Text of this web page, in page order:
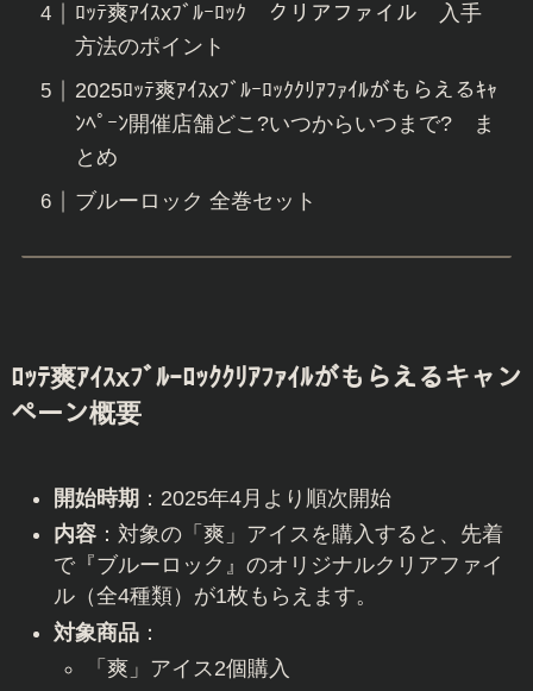
ﾛｯﾃ爽ｱｲｽxﾌﾞﾙｰﾛｯｸ クリアファイル 入手
方法のポイント
2025ﾛｯﾃ爽ｱｲｽxﾌﾞﾙｰﾛｯｸｸﾘｱﾌｧｲﾙがもらえるｷｬ
ﾝﾍﾟｰﾝ開催店舗どこ?いつからいつまで? ま
とめ
ブルーロック 全巻セット
ﾛｯﾃ爽ｱｲｽxﾌﾞﾙｰﾛｯｸｸﾘｱﾌｧｲﾙがもらえるキャン
ペーン概要
開始時期 ：2025年4月より順次開始
内容：対象の「爽」アイスを購入すると、先着
で『ブルーロック』のオリジナルクリアファイ
ル（全4種類）が1枚もらえます。
対象商品：
「爽」アイス2個購入